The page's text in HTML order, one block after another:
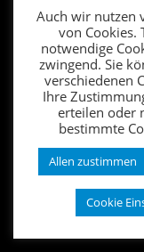
Auch wir nutzen
von Cookies.
notwendige
zwingend. Sie
verschiedenen
Ihre
erteilen oder
bestimmte
Allen zustimmen
Cookie